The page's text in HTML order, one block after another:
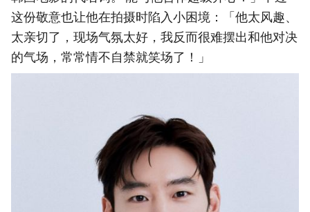
这份敬意也让他在拍摄时陷入小困境：「他太风趣、
太亲切了，现场气氛太好，我反而很难摆出和他对决
的气场，常常情不自禁就笑场了！」